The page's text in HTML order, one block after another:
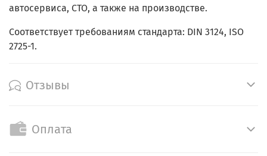
автосервиса, СТО, а также на производстве.
Соответствует требованиям стандарта: DIN 3124, ISO
2725-1.
Отзывы
Оплата